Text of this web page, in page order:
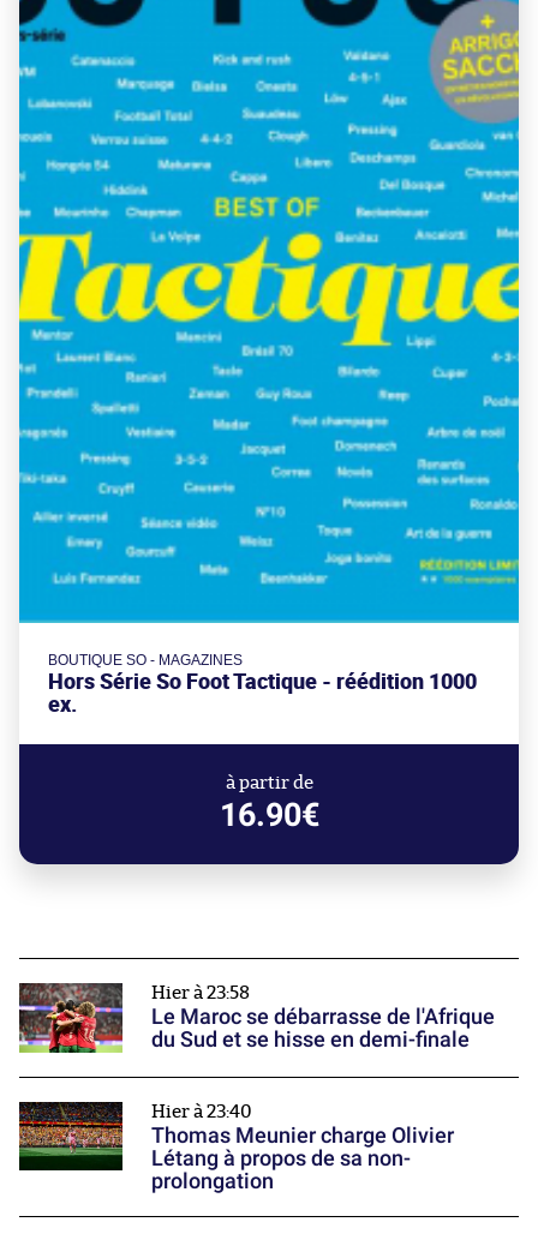
BOUTIQUE SO - MAGAZINES
Hors Série So Foot Tactique - réédition 1000
ex.
à partir de
16.90€
Hier à 23:58
Le Maroc se débarrasse de l'Afrique
du Sud et se hisse en demi-finale
Hier à 23:40
Thomas Meunier charge Olivier
Létang à propos de sa non-
prolongation